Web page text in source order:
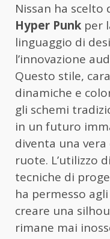
Nissan ha scelto
Hyper Punk per
linguaggio di
l’innovazione
Questo stile,
dinamiche e
gli schemi
in un futuro
diventa una
ruote. L’utilizzo
tecniche di
ha permesso
creare una
rimane mai